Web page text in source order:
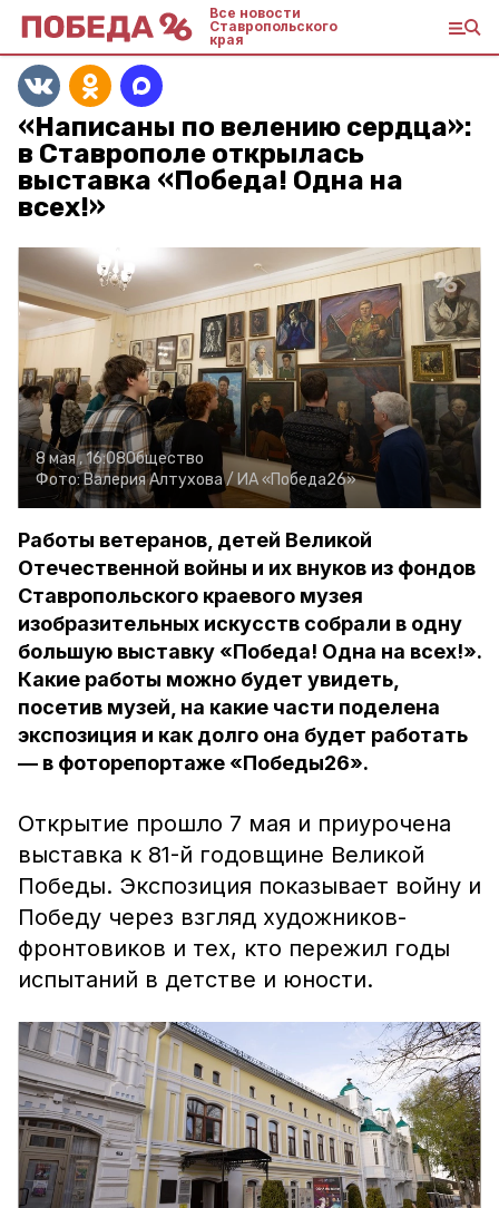
Все новости
Ставропольского
края
«Написаны по велению сердца»:
в Ставрополе открылась
выставка «Победа! Одна на
всех!»
8 мая , 16:08Общество
Фото:Валерия Алтухова / ИА «Победа26»
Работы ветеранов, детей Великой
Отечественной войны и их внуков из фондов
Ставропольского краевого музея
изобразительных искусств собрали в одну
большую выставку «Победа! Одна на всех!».
Какие работы можно будет увидеть,
посетив музей, на какие части поделена
экспозиция и как долго она будет работать
— в фоторепортаже «Победы26».
Открытие прошло 7 мая и приурочена
выставка к 81-й годовщине Великой
Победы. Экспозиция показывает войну и
Победу через взгляд художников-
фронтовиков и тех, кто пережил годы
испытаний в детстве и юности.